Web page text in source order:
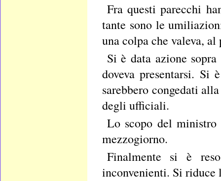
Fra questi parecchi
tante sono le
una colpa che valeva,
Si è data azione
doveva presentarsi. Si
sarebbero congedati
degli ufficiali.
Lo scopo del
mezzogiorno.
Finalmente si è
inconvenienti. Si riduce